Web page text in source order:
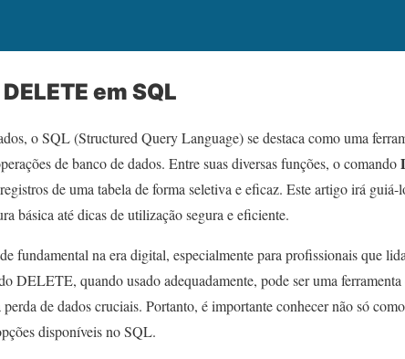
em SQL
o SQL (Structured Query Language) se destaca como uma
de banco de dados. Entre suas diversas funções, o comando
de uma tabela de forma seletiva e eficaz. Este artigo irá guiá-
básica até dicas de utilização segura e eficiente.
fundamental na era digital, especialmente para profissionais que
DELETE, quando usado adequadamente, pode ser uma ferramenta
de dados cruciais. Portanto, é importante conhecer não só
disponíveis no SQL.